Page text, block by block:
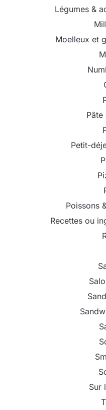
Légumes &
Moelleux et
Pâte
Petit-
Poissons
Recettes ou
Sur